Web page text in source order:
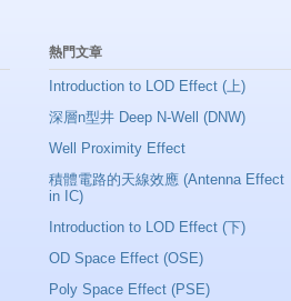
熱門文章
Introduction to LOD Effect (上)
深層n型井 Deep N-Well (DNW)
Well Proximity Effect
積體電路的天線效應 (Antenna Effect
in IC)
Introduction to LOD Effect (下)
OD Space Effect (OSE)
Poly Space Effect (PSE)